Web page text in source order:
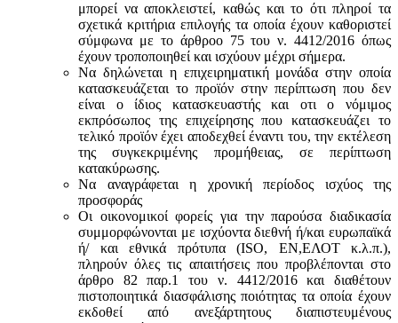
μπορεί να αποκλειστεί, καθώς και το ότι πληροί τα
σχετικά κριτήρια επιλογής τα οποία έχουν καθοριστεί
σύμφωνα με τo άρθροo 75 του ν. 4412/2016 όπως
έχουν τροποποιηθεί και ισχύουν μέχρι σήμερα.
Να δηλώνεται η επιχειρηματική μονάδα στην οποία
κατασκευάζεται το προϊόν στην περίπτωση που δεν
είναι ο ίδιος κατασκευαστής και oτι ο νόμιμος
εκπρόσωπος της επιχείρησης που κατασκευάζει το
τελικό προϊόν έχει αποδεχθεί έναντι του, την εκτέλεση
της συγκεκριμένης προμήθειας, σε περίπτωση
κατακύρωσης.
Να αναγράφεται η χρονική περίοδος ισχύος της
προσφοράς
Οι οικονομικοί φορείς για την παρούσα διαδικασία
συμμορφώνονται με ισχύοντα διεθνή ή/και ευρωπαϊκά
ή/ και εθνικά πρότυπα (ISO, ΕΝ,ΕΛΟΤ κ.λ.π.),
πληρούν όλες τις απαιτήσεις που προβλέπονται στο
άρθρο 82 παρ.1 του ν. 4412/2016 και διαθέτουν
πιστοποιητικά διασφάλισης ποιότητας τα οποία έχουν
εκδοθεί από ανεξάρτητους διαπιστευμένους